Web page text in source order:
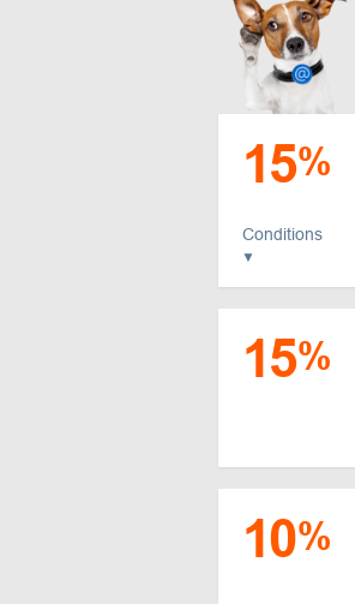
15%
Conditions
15%
10%